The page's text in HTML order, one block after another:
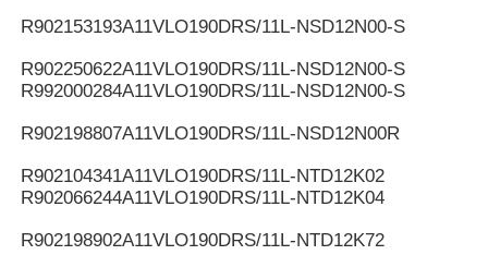
R902153193A11VLO190DRS/11L-NSD12N00-S
R902250622A11VLO190DRS/11L-NSD12N00-S
R992000284A11VLO190DRS/11L-NSD12N00-S
R902198807A11VLO190DRS/11L-NSD12N00R
R902104341A11VLO190DRS/11L-NTD12K02
R902066244A11VLO190DRS/11L-NTD12K04
R902198902A11VLO190DRS/11L-NTD12K72